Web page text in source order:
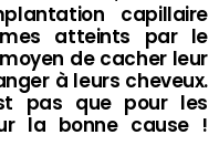
capillaire
atteints par le
de cacher leur
à leurs cheveux.
pas que pour les
la bonne cause !